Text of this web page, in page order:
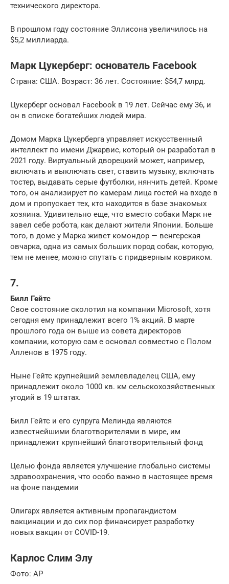
технического директора.
В прошлом году состояние Эллисона увеличилось на
$5,2 миллиарда.
Марк Цукерберг: основатель Facebook
Страна: США. Возраст: 36 лет. Состояние: $54,7 млрд.
Цукерберг основал Facebook в 19 лет. Сейчас ему 36, и
он в списке богатейших людей мира.
Домом Марка Цукерберга управляет искусственный
интеллект по имени Джарвис, который он разработал в
2021 году. Виртуальный дворецкий может, например,
включать и выключать свет, ставить музыку, включать
тостер, выдавать серые футболки, нянчить детей. Кроме
того, он анализирует по камерам лица гостей на входе в
дом и пропускает тех, кто находится в базе знакомых
хозяина. Удивительно еще, что вместо собаки Марк не
завел себе робота, как делают жители Японии. Больше
того, в доме у Марка живет комондор — венгерская
овчарка, одна из самых больших пород собак, которую,
тем не менее, можно спутать с придверным ковриком.
7.
Билл Гейтс
Свое состояние сколотил на компании Microsoft, хотя
сегодня ему принадлежит всего 1% акций. В марте
прошлого года он выше из совета директоров
компании, которую сам е основал совместно с Полом
Алленов в 1975 году.
Ныне Гейтс крупнейший землевладелец США, ему
принадлежит около 1000 кв. км сельскохозяйственных
угодий в 19 штатах.
Билл Гейтс и его супруга Мелинда являются
известнейшими благотворителями в мире, им
принадлежит крупнейший благотворительный фонд
Целью фонда является улучшение глобально системы
здравоохранения, что особо важно в настоящее время
на фоне пандемии
Олигарх является активным пропагандистом
вакцинации и до сих пор финансирует разработку
новых вакцин от COVID-19.
Карлос Слим Элу
Фото: AP